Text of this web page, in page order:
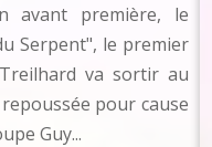
avant première, le
Serpent", le premier
va sortir au
pour cause
Guy...